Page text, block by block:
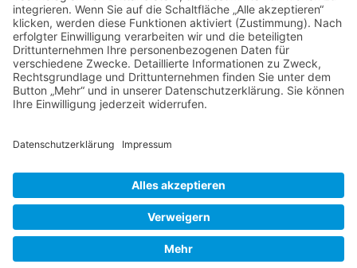
34613 Schwalmstadt
Tel.06691 8077899
info@die-linke-schwalm-eder.de
Gesetzliches
Impressum
Cookie-Einstellungen
© 2026 DIE LINKE. Schwalm-Eder